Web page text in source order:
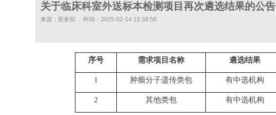
关于临床科室外送标本检测项目再次遴选结果的公告
来源：医务部 时间：2025-02-14 15:38:56
序号 需求项目名称 遴选结果
1 肿瘤分子遗传类包 有中选机构
2 其他类包 有中选机构